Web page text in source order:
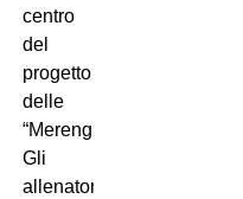
centro
del
progetto
delle
“Merengues”.
Gli
allenatori